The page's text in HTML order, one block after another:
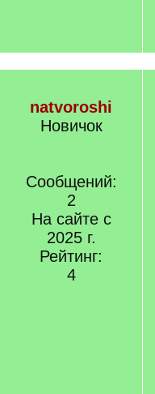
natvoroshi
Новичок
Сообщений:
2
На сайте с
2025 г.
Рейтинг:
4